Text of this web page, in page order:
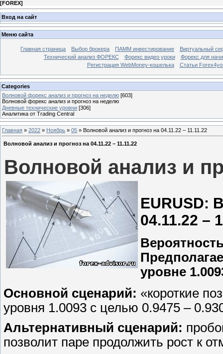
[FOREX]
Вход на сайт
Меню сайта
Главная страница Выбор брокера ПАММ инвестирование
Виртуальный
Технический анализ ФОРЕКС
Форекс видео уроки
Форекс для
Регистрация WebMoney-кошелька
Статьи
Categories
Волновой форекс анализ и прогноз на неделю [603]
Волновой форекс анализ и прогноз на неделю
Дневные технические уровни [306]
Аналитика от Trading Central
Главная » 2022 » Ноябрь » 05 » Волновой анализ и прогноз на 04.11.22 – 11.11.22
Волновой анализ и прогноз на 04.11.22 – 11.11.22
Волновой анализ и
EURUSD:
04.11.22 –
уровне
Основной сценарий: «короткие
уровня 1.0093 с целью 0.9475 –
Альтернативный сценарий:
позволит паре продолжить рост к